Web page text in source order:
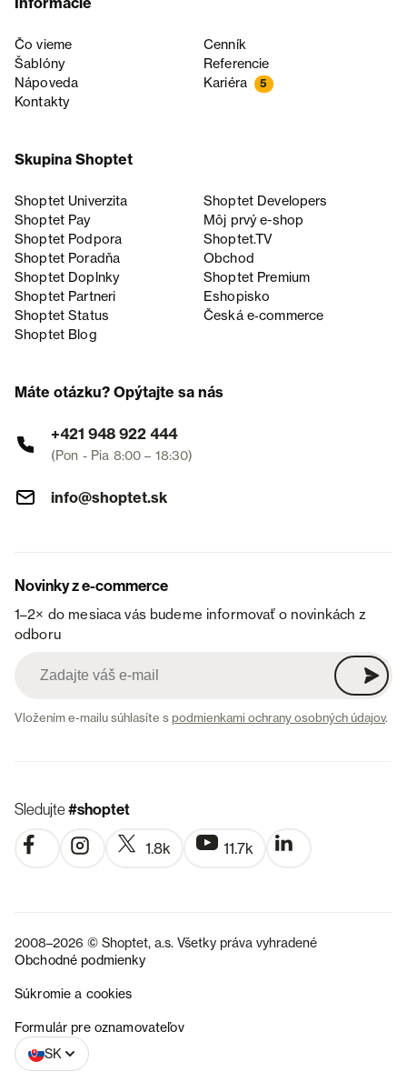
Čo vieme
Cenník
Šablóny
Referencie
Nápoveda
Kariéra 5
Kontakty
Skupina Shoptet
Shoptet Univerzita
Shoptet Developers
Shoptet Pay
Môj prvý e-shop
Shoptet Podpora
Shoptet.TV
Shoptet Poradňa
Obchod
Shoptet Doplnky
Shoptet Premium
Shoptet Partneri
Eshopisko
Shoptet Status
Česká e‑commerce
Shoptet Blog
Máte otázku? Opýtajte sa nás
+421 948 922 444
(Pon - Pia 8:00 – 18:30)
info@shoptet.sk
Novinky z e-commerce
1–2× do mesiaca vás budeme informovať o novinkách z
odboru
Vložením e-mailu súhlasíte spodmienkami ochrany osobných údajov.
Sledujte#shoptet
1.8k 11.7k
2008–2026 © Shoptet, a.s. Všetky práva vyhradené
Obchodné podmienky
Súkromie a cookies
Formulár pre oznamovateľov
SK